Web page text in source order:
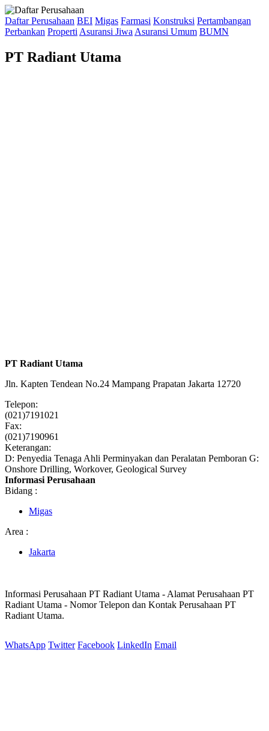
Daftar Perusahaan BEI Migas Farmasi Konstruksi Pertambangan
Perbankan Properti Asuransi Jiwa Asuransi Umum BUMN
PT Radiant Utama
PT Radiant Utama
Jln. Kapten Tendean No.24 Mampang Prapatan Jakarta 12720
Telepon:
(021)7191021
Fax:
(021)7190961
Keterangan:
D: Penyedia Tenaga Ahli Perminyakan dan Peralatan Pemboran G:
Onshore Drilling, Workover, Geological Survey
Informasi Perusahaan
Bidang :
Migas
Area :
Jakarta
Informasi Perusahaan PT Radiant Utama - Alamat Perusahaan PT
Radiant Utama - Nomor Telepon dan Kontak Perusahaan PT
Radiant Utama.
WhatsApp Twitter Facebook LinkedIn Email